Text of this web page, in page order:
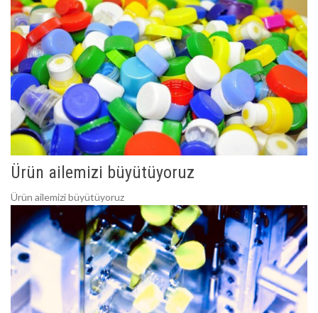
Ürün ailemizi büyütüyoruz
Ürün ailemizi büyütüyoruz